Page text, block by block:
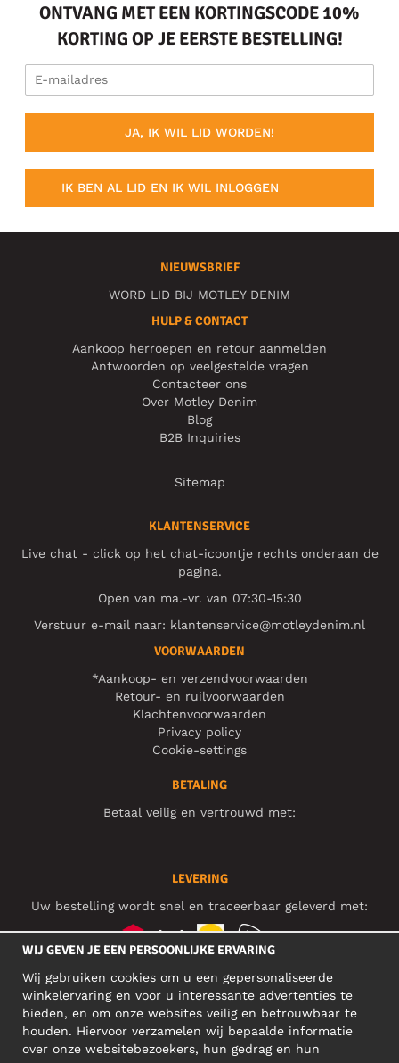
ONTVANG MET EEN KORTINGSCODE 10%
KORTING OP JE EERSTE BESTELLING!
JA, IK WIL LID WORDEN!
IK BEN AL LID EN IK WIL INLOGGEN
NIEUWSBRIEF
WORD LID BIJ MOTLEY DENIM
HULP & CONTACT
Aankoop herroepen en retour aanmelden
Antwoorden op veelgestelde vragen
Contacteer ons
Over Motley Denim
Blog
B2B Inquiries
Sitemap
KLANTENSERVICE
Live chat - click op het chat-icoontje rechts onderaan de
pagina.
Open van ma.-vr. van 07:30-15:30
Verstuur e-mail naar: klantenservice@motleydenim.nl
VOORWAARDEN
*Aankoop- en verzendvoorwaarden
Retour- en ruilvoorwaarden
Klachtenvoorwaarden
Privacy policy
Cookie-settings
BETALING
Betaal veilig en vertrouwd met:
LEVERING
Uw bestelling wordt snel en traceerbaar geleverd met:
SOCIAL MEDIA
BEDRIJFSADRES
WIJ GEVEN JE EEN PERSOONLIJKE ERVARING
Wij gebruiken cookies om u een gepersonaliseerde
winkelervaring en voor u interessante advertenties te
bieden, en om onze websites veilig en betrouwbaar te
houden. Hiervoor verzamelen wij bepaalde informatie
over onze websitebezoekers, hun gedrag en hun